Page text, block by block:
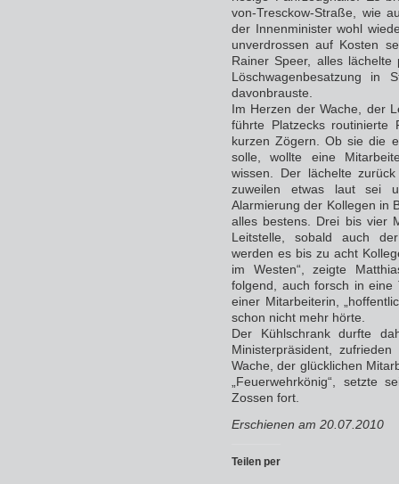
von-Tresckow-Straße, wie
der Innenminister wohl
unverdrossen auf Kosten
Rainer Speer, alles lächelte
Löschwagenbesatzung in
davonbrauste.
Im Herzen der Wache, der
führte Platzecks
kurzen Zögern. Ob sie die
solle, wollte eine
wissen. Der lächelte
zuweilen etwas laut sei
Alarmierung der Kollegen in
alles bestens. Drei bis vier
Leitstelle, sobald auch
werden es bis zu acht
im Westen“, zeigte
folgend, auch forsch in eine
einer Mitarbeiterin,
schon nicht mehr hörte.
Der Kühlschrank durfte
Ministerpräsident,
Wache, der glücklichen
„Feuerwehrkönig“, setzte
Zossen fort.
Erschienen am 20.07.2010
Teilen per